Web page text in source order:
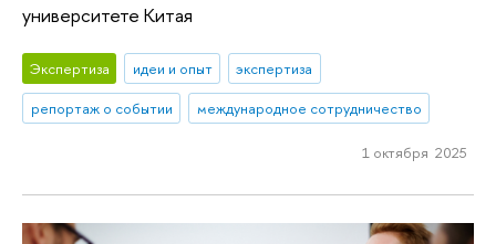
университете Китая
Экспертиза идеи и опыт
экспертиза
репортаж о событии
международное сотрудничество
1 октября 2025